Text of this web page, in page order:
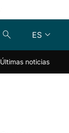
ES
En directo
Últimas noticias